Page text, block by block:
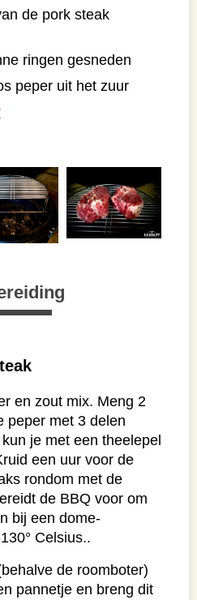
de pork steak
ringen gesneden
peper uit het zuur
en zout mix. Meng 2
peper met 3 delen
je met een theelepel
een uur voor de
rondom met de
de BBQ voor om
bij een dome-
Celsius..
de roomboter)
pannetje en breng dit